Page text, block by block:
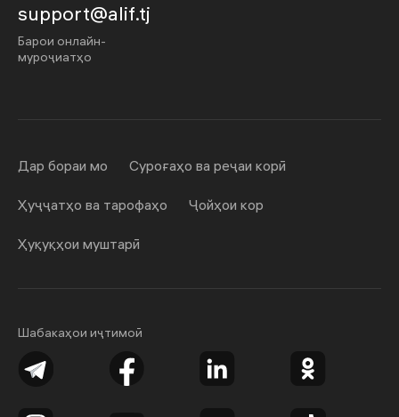
support@alif.tj
Барои онлайн-
муроҷиатҳо
Шабакаҳои иҷтимоӣ
Дар бораи мо Суроғаҳо ва реҷаи корӣ
Ҳуҷҷатҳо ва тарофаҳо Ҷойҳои кор
Ҳуқуқҳои муштарӣ